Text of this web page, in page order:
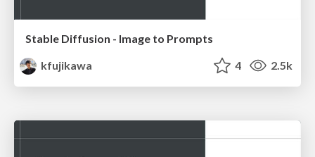
Stable Diffusion - Image to Prompts
kfujikawa
4 2.5k